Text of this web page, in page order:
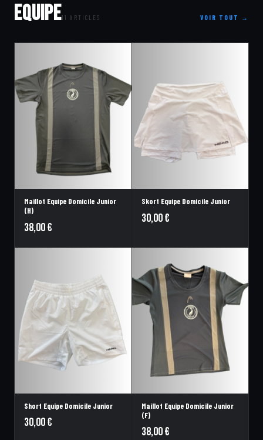
EQUIPE11 ARTICLES VOIR TOUT →
Maillot Equipe Domicile Junior
(H)
38,00€
Skort Equipe Domicile Junior
30,00€
Short Equipe Domicile Junior
30,00€
Maillot Equipe Domicile Junior
(F)
38,00€